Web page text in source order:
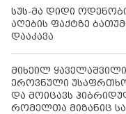
სუს-მა დიდი
აღების ფაქტზე
დააკავა
მიხეილ
ეროვნული
და მოიცავს
რომელთა მიზანიც